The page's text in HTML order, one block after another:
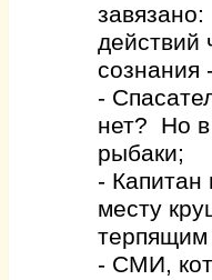
действий
сознания
-
нет? Но в
рыбаки;
- Капитан
месту
терпящим
- СМИ,